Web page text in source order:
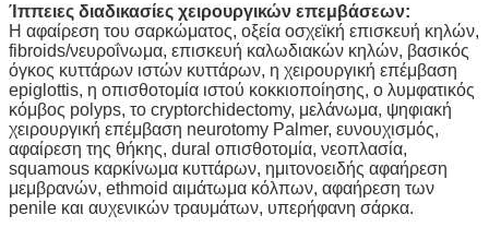
Ίππειες διαδικασίες χειρουργικών επεμβάσεων:
Η αφαίρεση του σαρκώματος, οξεία οσχεϊκή επισκευή κηλών,
fibroids/νευροΐνωμα, επισκευή καλωδιακών κηλών, βασικός
όγκος κυττάρων ιστών κυττάρων, η χειρουργική επέμβαση
epiglottis, η οπισθοτομία ιστού κοκκιοποίησης, ο λυμφατικός
κόμβος polyps, το cryptorchidectomy, μελάνωμα, ψηφιακή
χειρουργική επέμβαση neurotomy Palmer, ευνουχισμός,
αφαίρεση της θήκης, dural οπισθοτομία, νεοπλασία,
squamous καρκίνωμα κυττάρων, ημιτονοειδής αφαήρεση
μεμβρανών, ethmoid αιμάτωμα κόλπων, αφαήρεση των
penile και αυχενικών τραυμάτων, υπερήφανη σάρκα.